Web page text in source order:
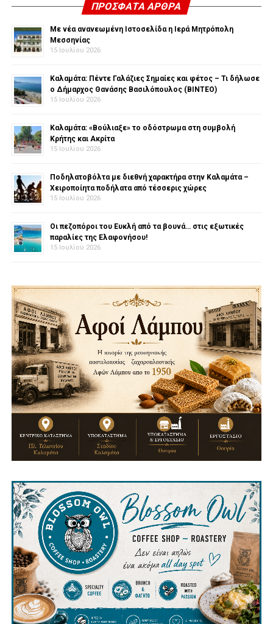
ΠΡΌΣΦΑΤΑ ΆΡΘΡΑ
Με νέα ανανεωμένη Ιστοσελίδα η Ιερά Μητρόπολη
Μεσσηνίας
15 Ιουλίου 2026
Καλαμάτα: Πέντε Γαλάζιες Σημαίες και φέτος – Τι δήλωσε
ο Δήμαρχος Θανάσης Βασιλόπουλος (ΒΙΝΤΕΟ)
15 Ιουλίου 2026
Καλαμάτα: «Βούλιαξε» το οδόστρωμα στη συμβολή
Κρήτης και Ακρίτα
15 Ιουλίου 2026
Ποδηλατοβόλτα με διεθνή χαρακτήρα στην Καλαμάτα –
Χειροποίητα ποδήλατα από τέσσερις χώρες
15 Ιουλίου 2026
Οι πεζοπόροι του Ευκλή από τα βουνά… στις εξωτικές
παραλίες της Ελαφονήσου!
15 Ιουλίου 2026